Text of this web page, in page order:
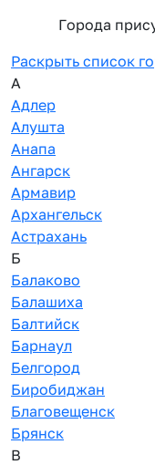
Города
Раскрыть список
А
Адлер
Алушта
Анапа
Ангарск
Армавир
Архангельск
Астрахань
Б
Балаково
Балашиха
Балтийск
Барнаул
Белгород
Биробиджан
Благовещенск
Брянск
В